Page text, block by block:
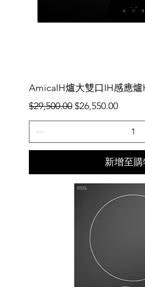
快速瀏
AmicaIH爐大雙口IH感應爐
一般價格
$29,500.00 促銷價格
$26,550.00
新增至